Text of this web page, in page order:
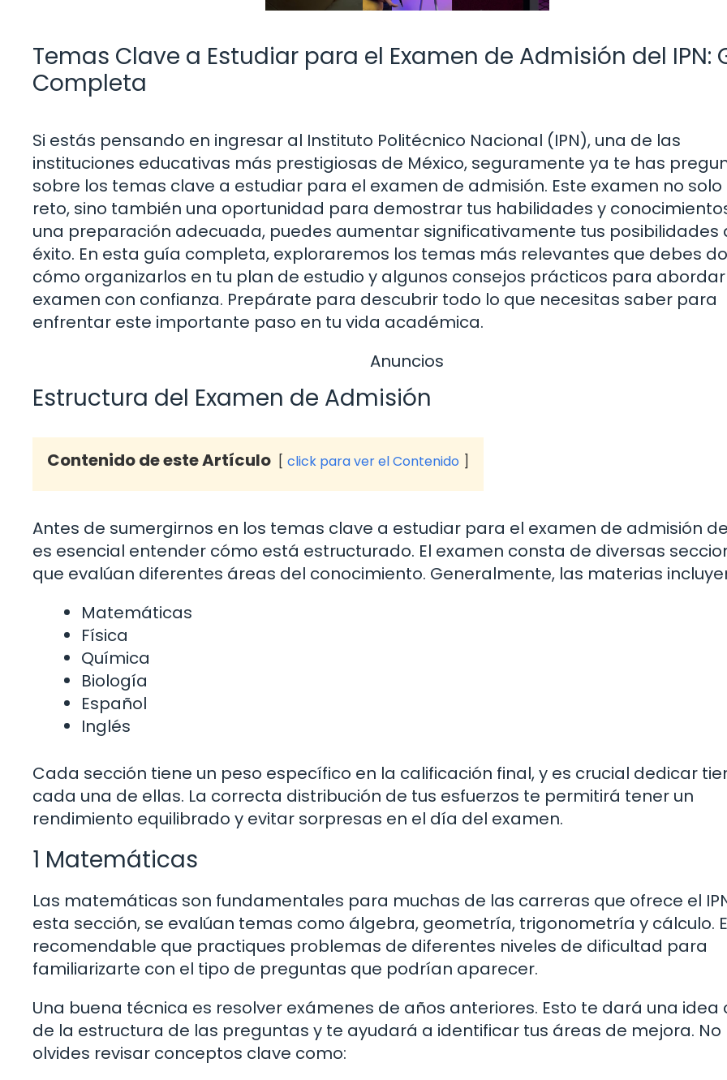
Temas Clave a Estudiar para el Examen de Admisión del IPN:
Completa
Si estás pensando en ingresar al Instituto Politécnico Nacional (IPN), una de las
instituciones educativas más prestigiosas de México, seguramente ya te has
sobre los temas clave a estudiar para el examen de admisión. Este examen no solo
reto, sino también una oportunidad para demostrar tus habilidades y
una preparación adecuada, puedes aumentar significativamente tus posibilidades
éxito. En esta guía completa, exploraremos los temas más relevantes que debes
cómo organizarlos en tu plan de estudio y algunos consejos prácticos para
examen con confianza. Prepárate para descubrir todo lo que necesitas saber para
enfrentar este importante paso en tu vida académica.
Anuncios
Estructura del Examen de Admisión
Contenido de este Artículo click para ver el Contenido
Antes de sumergirnos en los temas clave a estudiar para el examen de admisión
es esencial entender cómo está estructurado. El examen consta de diversas
que evalúan diferentes áreas del conocimiento. Generalmente, las materias
Matemáticas
Física
Química
Biología
Español
Inglés
Cada sección tiene un peso específico en la calificación final, y es crucial dedicar
cada una de ellas. La correcta distribución de tus esfuerzos te permitirá tener un
rendimiento equilibrado y evitar sorpresas en el día del examen.
1 Matemáticas
Las matemáticas son fundamentales para muchas de las carreras que ofrece el
esta sección, se evalúan temas como álgebra, geometría, trigonometría y cálculo.
recomendable que practiques problemas de diferentes niveles de dificultad para
familiarizarte con el tipo de preguntas que podrían aparecer.
Una buena técnica es resolver exámenes de años anteriores. Esto te dará una idea
de la estructura de las preguntas y te ayudará a identificar tus áreas de mejora. No
olvides revisar conceptos clave como: